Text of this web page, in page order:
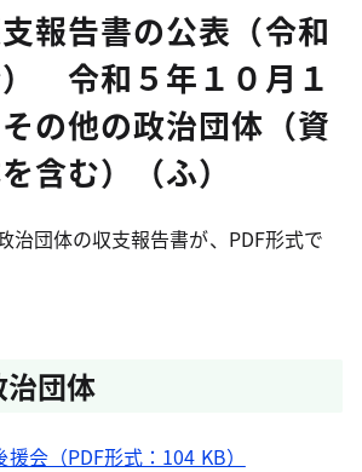
報告書の公表（令和
） 令和５年１０月１
の他の政治団体（資
含む）（ふ）
治団体の収支報告書が、PDF形式で
団体
会（PDF形式：104 KB）